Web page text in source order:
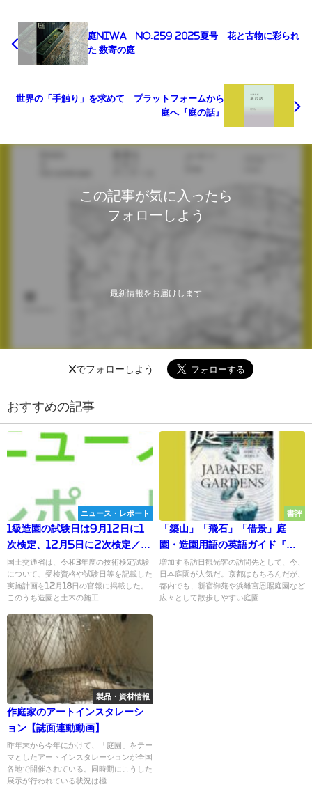
庭NIWA No.259 2025夏号 花と古物に彩られ
た 数寄の庭
世界の「手触り」を求めて プラットフォームから
庭へ『庭の話』
この記事が気に入ったら
フォローしよう
最新情報をお届けします
Xでフォローしよう
おすすめの記事
ニュース・レポート
1級造園の試験日は9月12日に1
次検定、12月5日に2次検定／令
和3年度施工管理技術検定試験の
受検資格や試験日等を公表／国
土交通省
国土交通省は、令和3年度の技術検定試験
について、受検資格や試験日等を記載した
実施計画を12月18日の官報に掲載した。
このうち造園と土木の施工...
書評
「築山」「飛石」「借景」庭
園・造園用語の英語ガイド『庭
園バイリンガルガイド』
増加する訪日観光客の訪問先として、今、
日本庭園が人気だ。京都はもちろんだが、
都内でも、新宿御苑や浜離宮恩賜庭園など
広々として散歩しやすい庭園...
製品・資材情報
作庭家のアートインスタレーシ
ョン【誌面連動動画】
昨年末から今年にかけて、「庭園」をテー
マとしたアートインスタレーションが全国
各地で開催されている。同時期にこうした
展示が行われている状況は極...